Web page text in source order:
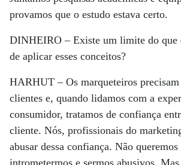
provamos que o estudo estava certo.
DINHEIRO –Existe um limite do que
de aplicar esses conceitos?
HARHUT –Os marqueteiros precisam
clientes e, quando lidamos com a
consumidor, tratamos de confiança
cliente. Nós, profissionais do
abusar dessa confiança. Não
intrometermos e sermos abusivos.